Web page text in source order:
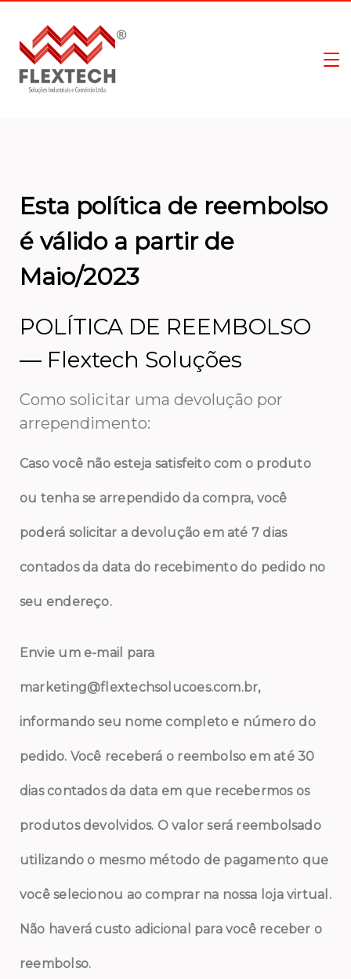
Esta política de reembolso
é válido a partir de
Maio/2023
POLÍTICA DE REEMBOLSO
— Flextech Soluções
Como solicitar uma devolução por
arrependimento:
Caso você não esteja satisfeito com o produto
ou tenha se arrependido da compra, você
poderá solicitar a devolução em até 7 dias
contados da data do recebimento do pedido no
seu endereço.
Envie um e-mail para
marketing@flextechsolucoes.com.br,
informando seu nome completo e número do
pedido. Você receberá o reembolso em até 30
dias contados da data em que recebermos os
produtos devolvidos. O valor será reembolsado
utilizando o mesmo método de pagamento que
você selecionou ao comprar na nossa loja virtual.
Não haverá custo adicional para você receber o
reembolso.